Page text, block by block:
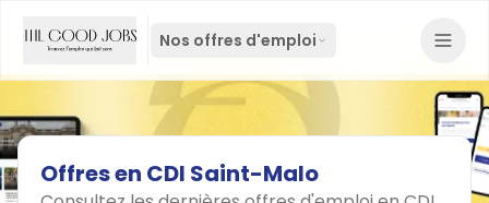
Nos offres d'emploi
Offresen CDI Saint-Malo